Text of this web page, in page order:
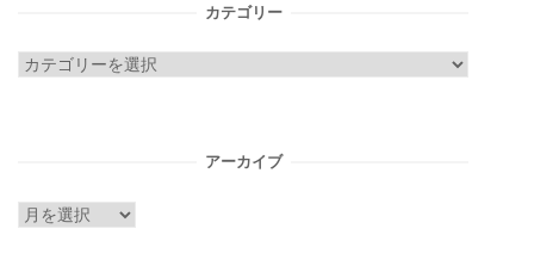
カテゴリー
カ
アーカイブ
ア